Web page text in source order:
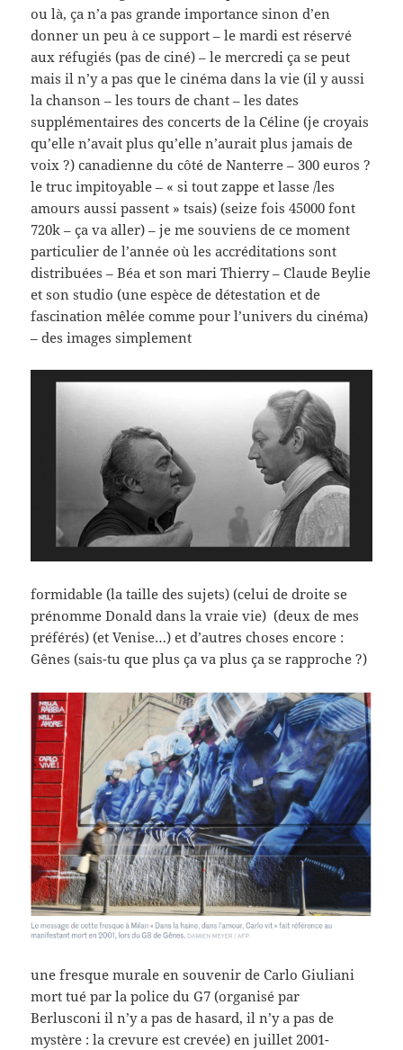
ou là, ça n’a pas grande importance sinon d’en
donner un peu à ce support – le mardi est réservé
aux réfugiés (pas de ciné) – le mercredi ça se peut
mais il n’y a pas que le cinéma dans la vie (il y aussi
la chanson – les tours de chant – les dates
supplémentaires des concerts de la Céline (je croyais
qu’elle n’avait plus qu’elle n’aurait plus jamais de
voix ?) canadienne du côté de Nanterre – 300 euros ?
le truc impitoyable – « si tout zappe et lasse /les
amours aussi passent » tsais) (seize fois 45000 font
720k – ça va aller) – je me souviens de ce moment
particulier de l’année où les accréditations sont
distribuées – Béa et son mari Thierry – Claude Beylie
et son studio (une espèce de détestation et de
fascination mêlée comme pour l’univers du cinéma)
– des images simplement
formidable (la taille des sujets) (celui de droite se
prénomme Donald dans la vraie vie) (deux de mes
préférés) (et Venise…) et d’autres choses encore :
Gênes (sais-tu que plus ça va plus ça se rapproche ?)
une fresque murale en souvenir de Carlo Giuliani
mort tué par la police du G7 (organisé par
Berlusconi il n’y a pas de hasard, il n’y a pas de
mystère : la crevure est crevée) en juillet 2001-